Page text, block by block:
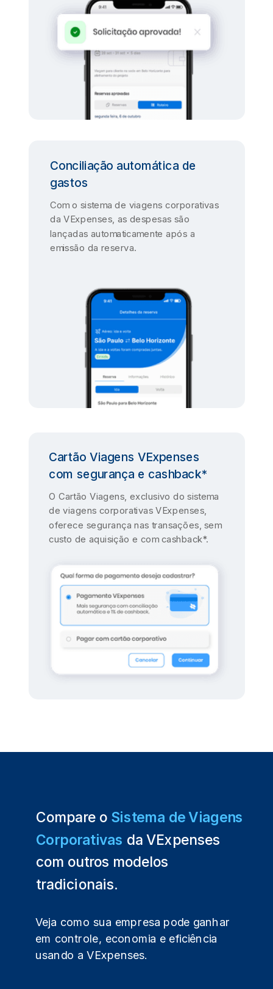
Conciliação automática de
gastos
Com o sistema de viagens corporativas
da VExpenses, as despesas são
lançadas automaticamente após a
emissão da reserva.
Cartão Viagens VExpenses
com segurança e cashback*
O Cartão Viagens, exclusivo do sistema
de viagens corporativas VExpenses,
oferece segurança nas transações, sem
custo de aquisição e com cashback*.
Compare o Sistema de Viagens
Corporativas da VExpenses
com outros modelos
tradicionais.
Veja como sua empresa pode ganhar
em controle, economia e eficiência
usando a VExpenses.